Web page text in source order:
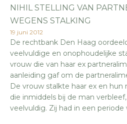
NIHIL STELLING VAN
WEGENS STALKING
19 juni 2012
De rechtbank Den Haag
veelvuldige en onophoudelijke
vrouw die van haar ex
aanleiding gaf om de
De vrouw stalkte haar ex en
die inmiddels bij de man
veelvuldig. Zij had in een periode